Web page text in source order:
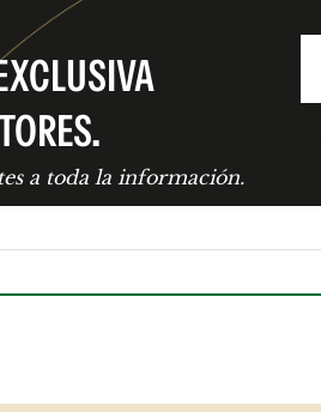
a toda la información.